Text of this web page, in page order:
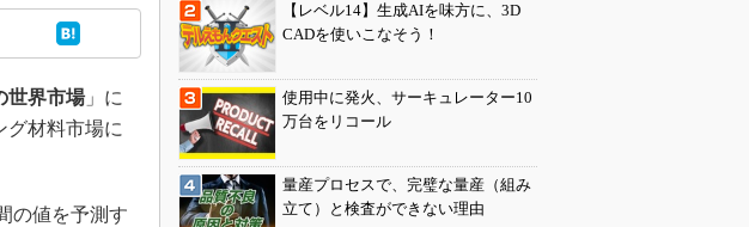
世界市場」に
グ材料市場に
の値を予測す
【レベル14】生成AIを味方に、3D
CADを使いこなそう！
使用中に発火、サーキュレーター10
万台をリコール
量産プロセスで、完璧な量産（組み
立て）と検査ができない理由